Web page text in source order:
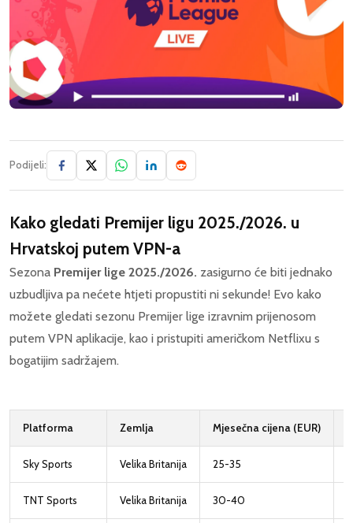
Podijeli:
Kako gledati Premijer ligu 2025./2026. u
Hrvatskoj putem VPN-a
Sezona Premijer lige 2025./2026. zasigurno će biti jednako
uzbudljiva pa nećete htjeti propustiti ni sekunde! Evo kako
možete gledati sezonu Premijer lige izravnim prijenosom
putem VPN aplikacije, kao i pristupiti američkom Netflixu s
bogatijim sadržajem.
Platforma Zemlja Mjesečna cijena (EUR)
Sky Sports Velika Britanija 25-35
TNT Sports Velika Britanija 30-40